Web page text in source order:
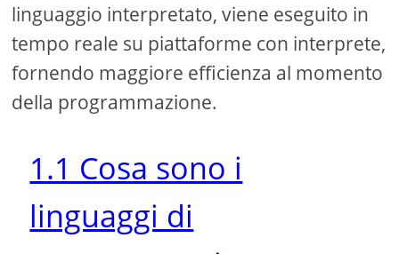
linguaggio interpretato, viene eseguito in
tempo reale su piattaforme con interprete,
fornendo maggiore efficienza al momento
della programmazione.
1.1 Cosa sono i
linguaggi di